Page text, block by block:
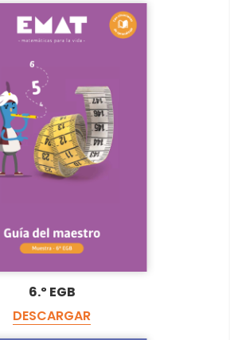
6.º EGB
DESCARGAR